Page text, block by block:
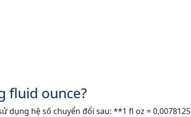
fluid ounce?
dụng hệ số chuyển đổi sau: **1 fl oz = 0,0078125